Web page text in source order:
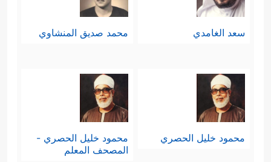
سعد الغامدي محمد صديق المنشاوي
محمود خليل الحصري
محمود خليل الحصري -
المصحف المعلم